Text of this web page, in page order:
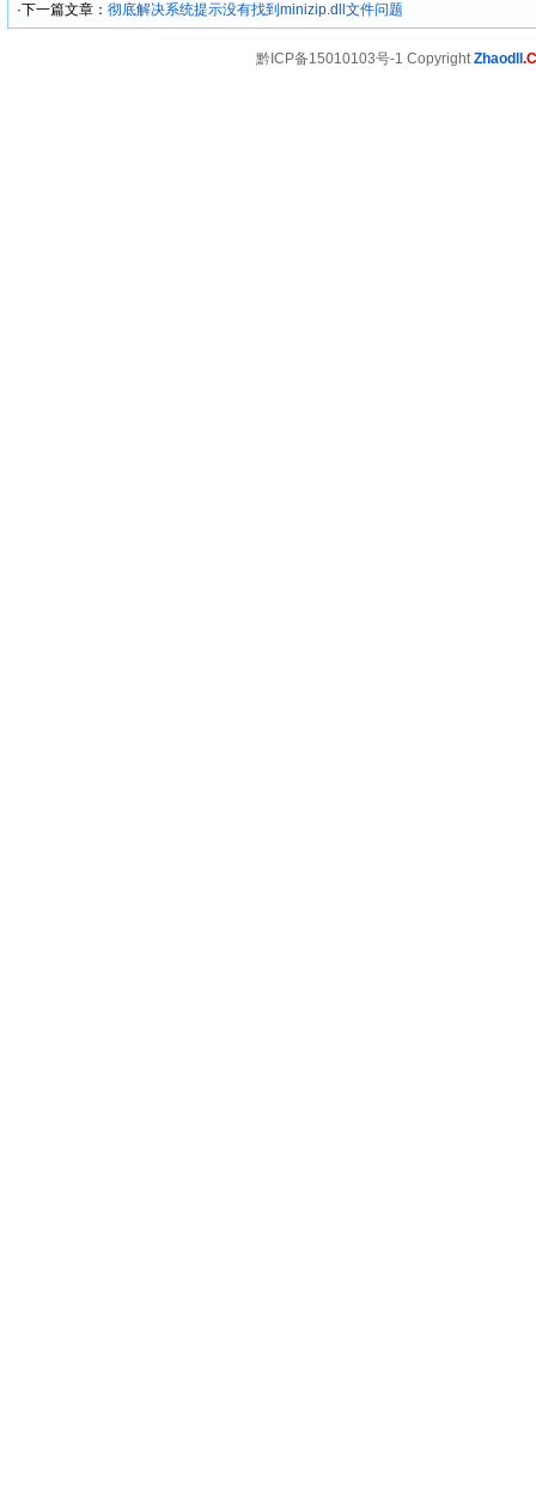
·下一篇文章： 彻底解决系统提示没有找到minizip.dll文件问题
黔ICP备15010103号-1 CopyrightZhaodll